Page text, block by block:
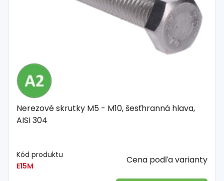
Nerezové skrutky M5 - M10, šesťhranná hlava,
AISI 304
Kód produktu
E15M
Cena podľa varianty